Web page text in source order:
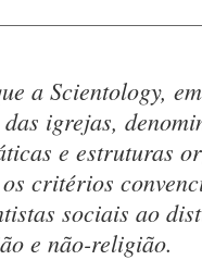
a Scientology,
igrejas,
e estruturas
critérios
sociais ao
e não-religião.